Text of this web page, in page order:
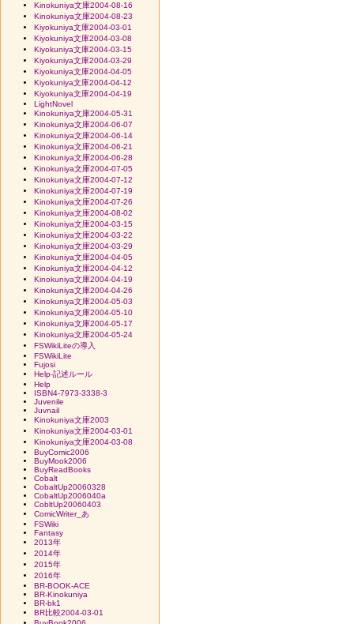
Kinokuniya文庫2004-08-16
Kinokuniya文庫2004-08-23
Kiyokuniya文庫2004-03-01
Kiyokuniya文庫2004-03-08
Kiyokuniya文庫2004-03-15
Kiyokuniya文庫2004-03-29
Kiyokuniya文庫2004-04-05
Kiyokuniya文庫2004-04-12
Kiyokuniya文庫2004-04-19
LightNovel
Kinokuniya文庫2004-05-31
Kinokuniya文庫2004-06-07
Kinokuniya文庫2004-06-14
Kinokuniya文庫2004-06-21
Kinokuniya文庫2004-06-28
Kinokuniya文庫2004-07-05
Kinokuniya文庫2004-07-12
Kinokuniya文庫2004-07-19
Kinokuniya文庫2004-07-26
Kinokuniya文庫2004-08-02
Kinokuniya文庫2004-03-15
Kinokuniya文庫2004-03-22
Kinokuniya文庫2004-03-29
Kinokuniya文庫2004-04-05
Kinokuniya文庫2004-04-12
Kinokuniya文庫2004-04-19
Kinokuniya文庫2004-04-26
Kinokuniya文庫2004-05-03
Kinokuniya文庫2004-05-10
Kinokuniya文庫2004-05-17
Kinokuniya文庫2004-05-24
FSWikiLiteの導入
FSWikiLite
Fujosi
Help-記述ルール
Help
ISBN4-7973-3338-3
Juvenile
Juvnail
Kinokuniya文庫2003
Kinokuniya文庫2004-03-01
Kinokuniya文庫2004-03-08
BuyComic2006
BuyMook2006
BuyReadBooks
Cobalt
CobaltUp20060328
CobaltUp2006040a
CobltUp20060403
ComicWriter_あ
FSWiki
Fantasy
2013年
2014年
2015年
2016年
BR-BOOK-ACE
BR-Kinokuniya
BR-bk1
BR比較2004-03-01